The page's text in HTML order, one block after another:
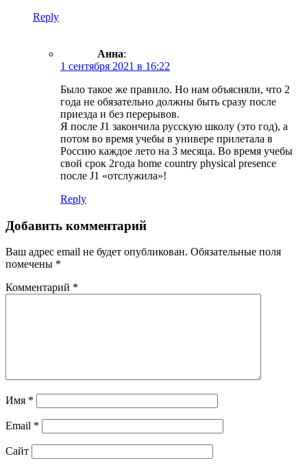
Reply
Анна:
1 сентября 2021 в 16:22
Было такое же правило. Но нам объясняли, что 2
года не обязательно должны быть сразу после
приезда и без перерывов.
Я после Ј1 закончила русскую школу (это год), а
потом во время учебы в универе прилетала в
Россию каждое лето на 3 месяца. Во время учебы
свой срок 2года home country physical presence
после Ј1 «отслужила»!
Reply
Добавить комментарий
Ваш адрес email не будет опубликован. Обязательные поля
помечены *
Комментарий *
Имя *
Email *
Сайт